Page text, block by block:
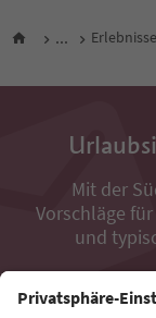
...
Mit der
Vorschläge
und
E-Mail Adresse